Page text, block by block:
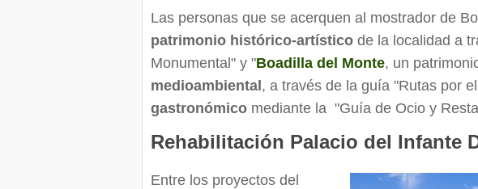
Las personas que se acerquen al mostrador de
patrimonio histórico-artístico de la localidad a
Monumental" y "Boadilla del Monte, un
medioambiental , a través de la guía "Rutas por
gastronómico mediante la "Guía de Ocio y
Rehabilitación Palacio del Infante
Entre los proyectos del